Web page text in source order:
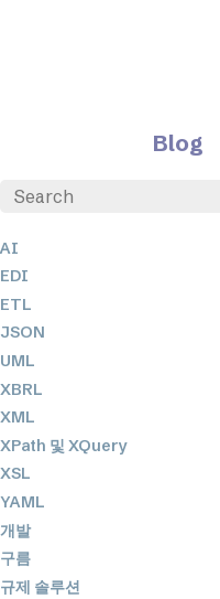
Blog
AI
EDI
ETL
JSON
UML
XBRL
XML
XPath 및 XQuery
XSL
YAML
개발
구름
규제 솔루션